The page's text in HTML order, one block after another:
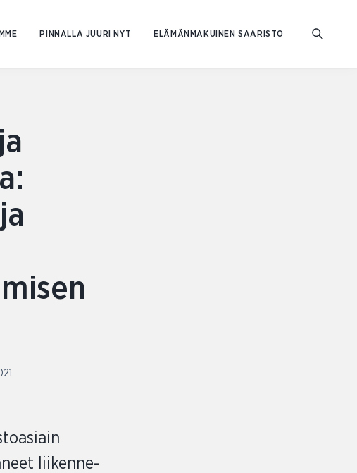
PINNALLA JUURI NYT ELÄMÄNMAKUINEN SAARISTO
liikenne-